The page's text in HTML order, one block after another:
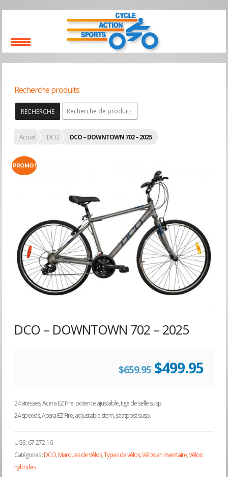
Recherche produits
RECHERCHE
Accueil DCO DCO – DOWNTOWN 702 – 2025
PROMO !
DCO – DOWNTOWN 702 – 2025
$659.95 Le
était :
$499.95Le
24 vitesses, Acera EZ Fire, potence ajustable, tige de selle susp.
24 speeds, Acera EZ Fire, adjustable stem, seatpost susp.
UGS :67-272-16
Catégories :DCO,Marques de Vélos,Types de vélos,Vélos en inventaire,Vélos
hybrides